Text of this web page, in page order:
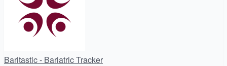
Baritastic - Bariatric Tracker